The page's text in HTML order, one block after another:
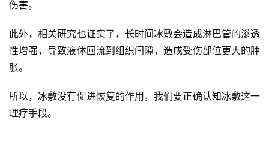
伤害。
此外，相关研究也证实了，长时间冰敷会造成淋巴管的渗透
性增强，导致液体回流到组织间隙，造成受伤部位更大的肿
胀。
所以，冰敷没有促进恢复的作用，我们要正确认知冰敷这一
理疗手段。